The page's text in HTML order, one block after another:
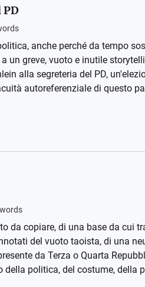
PD
anche perché da tempo
un greve, vuoto e inutile
alla segreteria del PD,
autoreferenziale di questo
da copiare, di una base da cui
del vuoto taoista, di una
da Terza o Quarta
politica, del costume, della